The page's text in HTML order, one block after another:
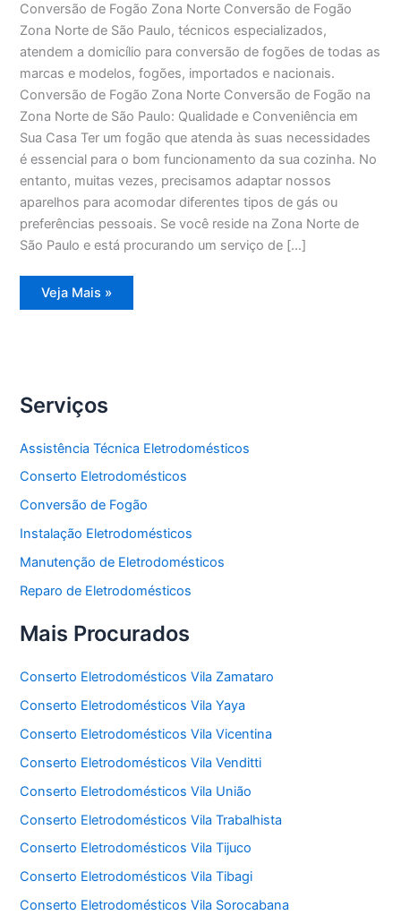
Conversão de Fogão Zona Norte Conversão de Fogão
Zona Norte de São Paulo, técnicos especializados,
atendem a domicílio para conversão de fogões de todas as
marcas e modelos, fogões, importados e nacionais.
Conversão de Fogão Zona Norte Conversão de Fogão na
Zona Norte de São Paulo: Qualidade e Conveniência em
Sua Casa Ter um fogão que atenda às suas necessidades
é essencial para o bom funcionamento da sua cozinha. No
entanto, muitas vezes, precisamos adaptar nossos
aparelhos para acomodar diferentes tipos de gás ou
preferências pessoais. Se você reside na Zona Norte de
São Paulo e está procurando um serviço de […]
Conversão
de
Veja Mais »
Serviços
Assistência Técnica Eletrodomésticos
Conserto Eletrodomésticos
Conversão de Fogão
Instalação Eletrodomésticos
Manutenção de Eletrodomésticos
Reparo de Eletrodomésticos
Mais Procurados
Conserto Eletrodomésticos Vila Zamataro
Conserto Eletrodomésticos Vila Yaya
Conserto Eletrodomésticos Vila Vicentina
Conserto Eletrodomésticos Vila Venditti
Conserto Eletrodomésticos Vila União
Conserto Eletrodomésticos Vila Trabalhista
Conserto Eletrodomésticos Vila Tijuco
Conserto Eletrodomésticos Vila Tibagi
Conserto Eletrodomésticos Vila Sorocabana